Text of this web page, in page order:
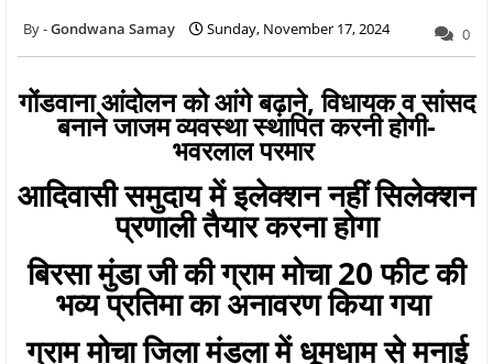
Gondwana Samay Sunday, November 17, 2024 0
गोंडवाना आंदोलन को आंगे बढ़ाने, विधायक व सांसद
बनाने जाजम व्यवस्था स्थापित करनी होगी-
भवरलाल परमार
आदिवासी समुदाय में इलेक्शन नहीं सिलेक्शन
प्रणाली तैयार करना होगा
बिरसा मुंडा जी की ग्राम मोचा 20 फीट की
भव्य प्रतिमा का अनावरण किया गया
ग्राम मोचा जिला मंडला में धूमधाम से मनाई